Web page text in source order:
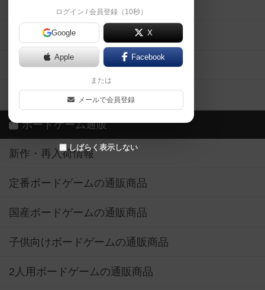
ログイン / 会員登録（10秒）
Google X
Apple Facebook
または
メールで会員登録
しばらく表示しない
掲示板・トピックス
ボドとも・会員一覧
ボードゲーム業界コラム
ボドゲーマご利用案内
ボードゲーム通販
新作・再入荷情報
定番ボードゲームの通販商品
国産ボードゲームの通販商品
子供向けボードゲームの通販商品
2人用ボードゲームの通販商品